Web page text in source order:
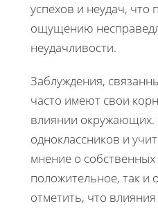
успехов и неудач, что
ощущению
неудачливости.
Заблуждения,
часто имеют свои
влиянии окружающих.
одноклассников и
мнение о собственных
положительное, так и
отметить, что влияния